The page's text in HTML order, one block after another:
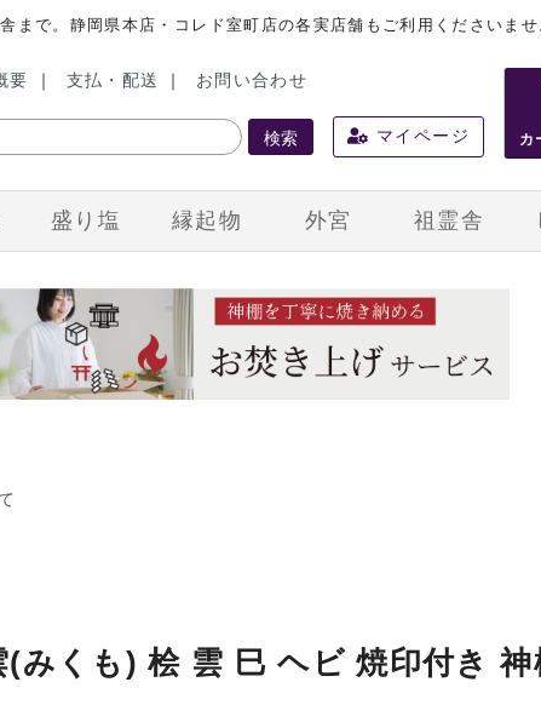
で。静岡県本店・コレド室町店の各実店舗もご利用くださいませ
要 支払・配送 お問い合わせ
検索 マイページ カ
盛り塩 縁起物 外宮 祖霊舎
みくも) 桧 雲 巳 ヘビ 焼印付き 神